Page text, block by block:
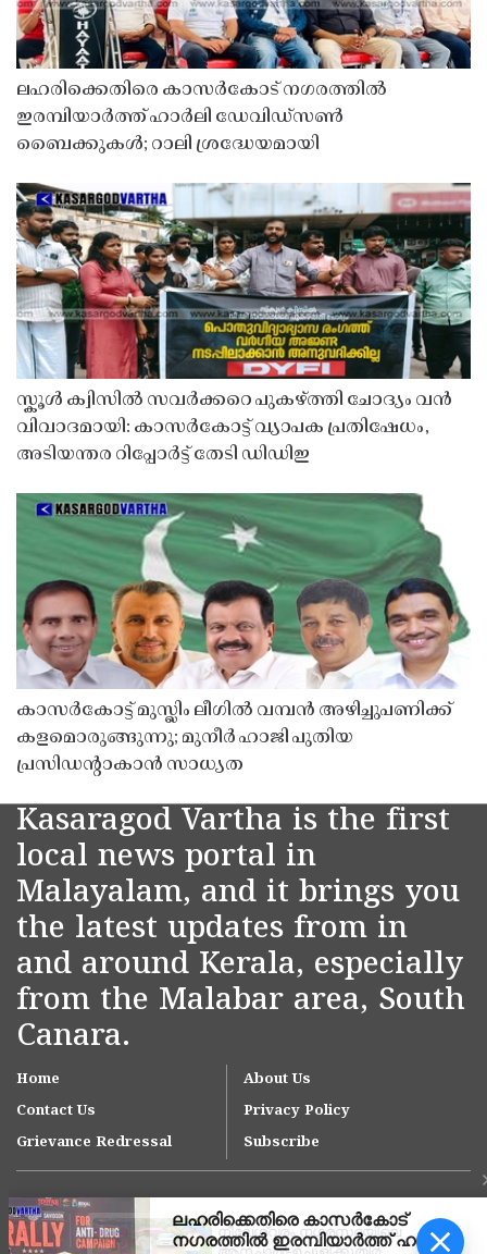
ലഹരിക്കെതിരെ കാസർകോട് നഗരത്തിൽ
ഇരമ്പിയാർത്ത് ഹാർലി ഡേവിഡ്‌സൺ
ബൈക്കുകൾ; റാലി ശ്രദ്ധേയമായി
സ്കൂൾ ക്വിസിൽ സവർക്കറെ പുകഴ്ത്തി ചോദ്യം വൻ
വിവാദമായി: കാസർകോട്ട് വ്യാപക പ്രതിഷേധം,
അടിയന്തര റിപ്പോർട്ട് തേടി ഡിഡിഇ
കാസർകോട്ട് മുസ്ലിം ലീഗിൽ വമ്പൻ അഴിച്ചുപണിക്ക്
കളമൊരുങ്ങുന്നു; മുനീർ ഹാജി പുതിയ
പ്രസിഡൻ്റാകാൻ സാധ്യത
Kasaragod Vartha is the first
local news portal in
Malayalam, and it brings you
the latest updates from in
and around Kerala, especially
from the Malabar area, South
Canara.
Home
About Us
Contact Us
Privacy Policy
Grievance Redressal
Subscribe
നീലേശ്വരം നഗരസഭയിലെ